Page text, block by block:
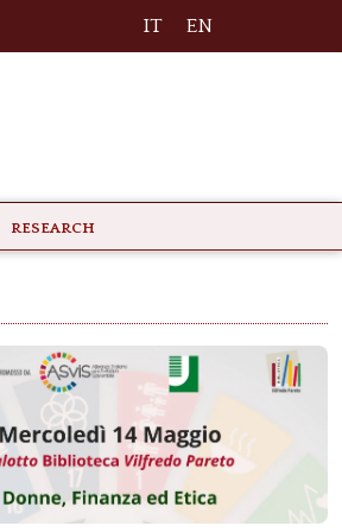
IT EN
RESEARCH